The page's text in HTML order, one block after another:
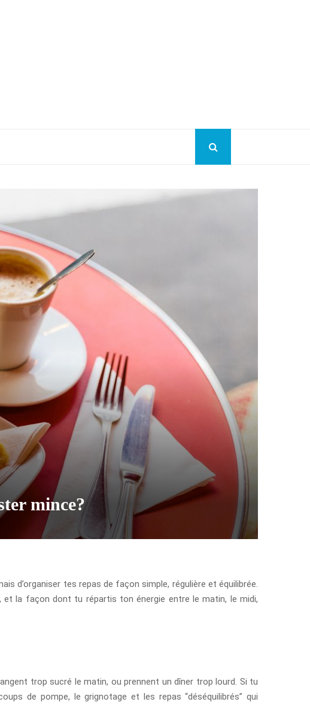
mince?
d’organiser tes repas de façon simple, régulière et équilibrée.
et la façon dont tu répartis ton énergie entre le matin, le midi,
trop sucré le matin, ou prennent un dîner trop lourd. Si tu
de pompe, le grignotage et les repas “déséquilibrés” qui